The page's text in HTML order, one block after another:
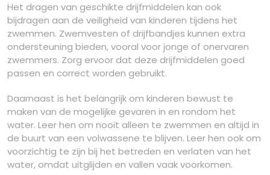
Het dragen van geschikte drijfmiddelen kan ook
bijdragen aan de veiligheid van kinderen tijdens het
zwemmen. Zwemvesten of drijfbandjes kunnen extra
ondersteuning bieden, vooral voor jonge of onervaren
zwemmers. Zorg ervoor dat deze drijfmiddelen goed
passen en correct worden gebruikt.
Daarnaast is het belangrijk om kinderen bewust te
maken van de mogelijke gevaren in en rondom het
water. Leer hen om nooit alleen te zwemmen en altijd in
de buurt van een volwassene te blijven. Leer hen ook om
voorzichtig te zijn bij het betreden en verlaten van het
water, omdat uitglijden en vallen vaak voorkomen.